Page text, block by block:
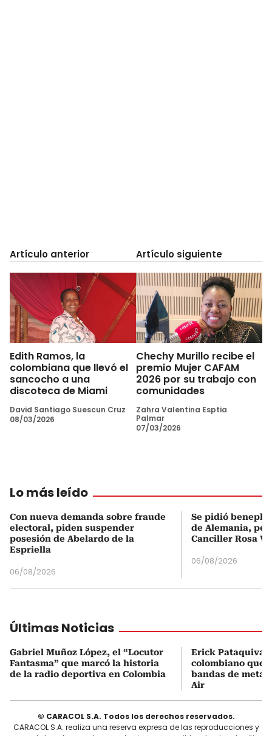
Artículo anterior
Edith Ramos, la
colombiana que llevó el
sancocho a una
discoteca de Miami
David Santiago Suescun Cruz
08/03/2026
Artículo siguiente
Chechy Murillo recibe el
premio Mujer CAFAM
2026 por su trabajo con
comunidades
Zahra Valentina Esptia
Palmar
07/03/2026
Lo más leído
Con nueva demanda sobre fraude
electoral, piden suspender
posesión de Abelardo de la
Espriella
06/08/2026
Se pidió
de Alemania,
Canciller Rosa
06/08/2026
Últimas Noticias
Gabriel Muñoz López, el “Locutor
Fantasma” que marcó la historia
de la radio deportiva en Colombia
Erick Pataquiva,
colombiano que
bandas de metal
Air
© CARACOL S.A. Todos los derechos reservados.
CARACOL S.A. realiza una reserva expresa de las reproducciones y